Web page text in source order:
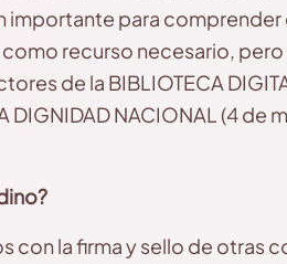
importante para
recurso necesario,
de la BIBLIOTECA
DIGNIDAD NACIONAL (4 de
con la firma y sello de otras